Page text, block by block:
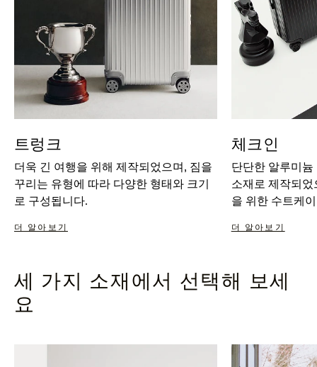
트렁크
더욱 긴 여행을 위해 제작되었으며, 짐을
꾸리는 유형에 따라 다양한 형태와 크기
로 구성됩니다.
더 알아보기
체크인
단단한 알루미
소재로 제작되
을 위한 수트케
더 알아보기
세 가지 소재에서 선택해 보세
요